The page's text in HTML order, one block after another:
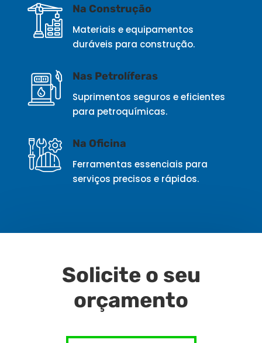
Na Construção
Materiais e equipamentos
duráveis para construção.
Nas Petrolíferas
Suprimentos seguros e eficientes
para petroquímicas.
Na Oficina
Ferramentas essenciais para
serviços precisos e rápidos.
Solicite o seu
orçamento